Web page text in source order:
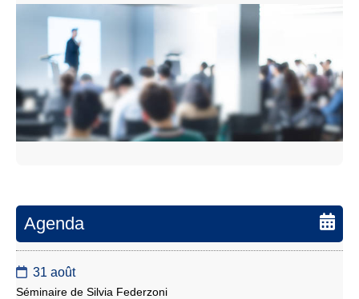
Agenda
31 août
Séminaire de Silvia Federzoni